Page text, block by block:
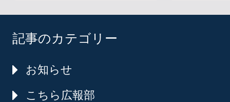
記事のカテゴリー
お知らせ
こちら広報部